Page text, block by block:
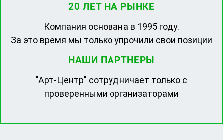
20 ЛЕТ НА РЫНКЕ
Компания основана в 1995 году.
За это время мы только упрочили свои позиции
НАШИ ПАРТНЕРЫ
"Арт-Центр" сотрудничает только с
проверенными организаторами